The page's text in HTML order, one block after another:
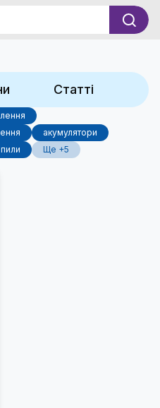
Статті
акумулятори
Ще +5